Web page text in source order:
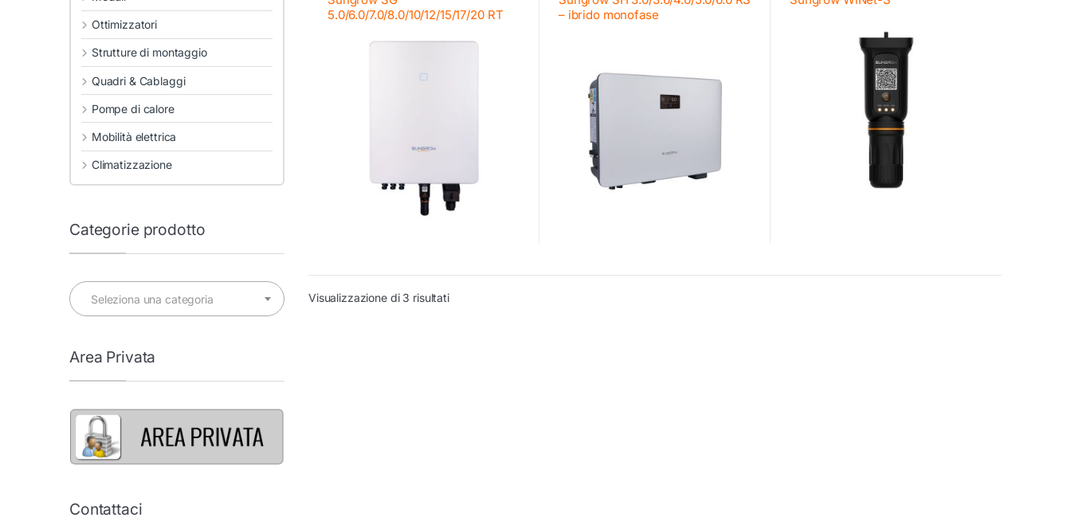
5.0/6.0/7.0/8.0/10/12/15/17/20 RT
– ibrido monofase
Visualizzazione di 3 risultati
Ottimizzatori
Strutture di montaggio
Quadri & Cablaggi
Pompe di calore
Mobilità elettrica
Climatizzazione
Categorie prodotto
Seleziona una categoria
Area Privata
Contattaci